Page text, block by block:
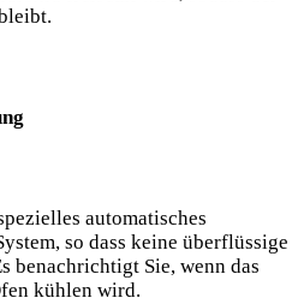
automatisches
so dass keine überflüssige
benachrichtigt Sie, wenn das
kühlen wird.